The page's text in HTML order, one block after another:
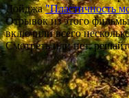
Дойджа"Пластичность
Отрывок из этого
включили всего
Смотреть или нет,